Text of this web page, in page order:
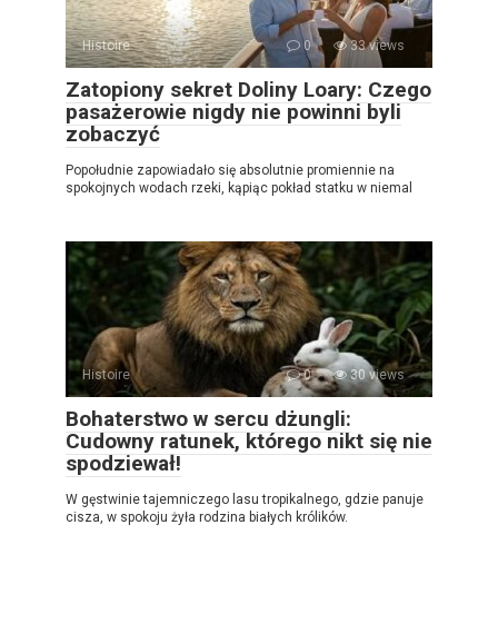
Histoire 0 33 views
Zatopiony sekret Doliny Loary: Czego
pasażerowie nigdy nie powinni byli
zobaczyć
Popołudnie zapowiadało się absolutnie promiennie na
spokojnych wodach rzeki, kąpiąc pokład statku w niemal
Histoire 0 30 views
Bohaterstwo w sercu dżungli:
Cudowny ratunek, którego nikt się nie
spodziewał!
W gęstwinie tajemniczego lasu tropikalnego, gdzie panuje
cisza, w spokoju żyła rodzina białych królików.